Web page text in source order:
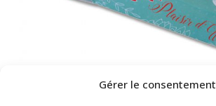
Gérer le consentement